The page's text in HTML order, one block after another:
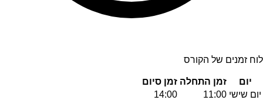
לוח זמנים של הקורס
יום זמן התחלה זמן סיום
יום שישי 11:00
14:00